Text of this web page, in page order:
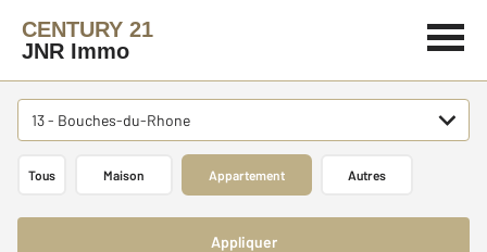
CENTURY 21
JNR Immo
13 - Bouches-du-Rhone
Tous Maison Appartement Autres
Appliquer